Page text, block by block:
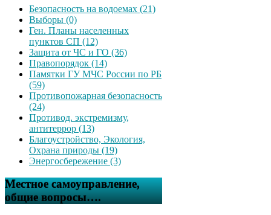
Безопасность на водоемах (21)
Выборы (0)
Ген. Планы населенных
пунктов СП (12)
Защита от ЧС и ГО (36)
Правопорядок (14)
Памятки ГУ МЧС России по РБ
(59)
Противопожарная безопасность
(24)
Противод. экстремизму,
антитеррор (13)
Благоустройство, Экология,
Охрана природы (19)
Энергосбережение (3)
Местное самоуправление,
общие вопросы….